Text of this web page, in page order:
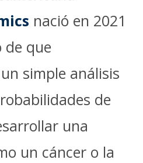
nació en 2021
de que
simple análisis
de
una
un cáncer o la